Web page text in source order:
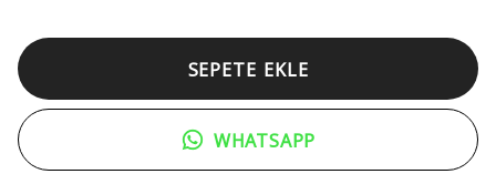
SEPETE EKLE
WHATSAPP